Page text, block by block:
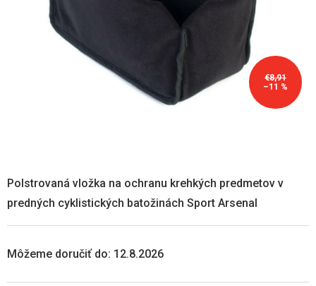
€8,91
–11 %
Môžeme doručiť do: 12.8.2026
Polstrovaná vložka na ochranu krehkých predmetov v
predných cyklistických batožinách Sport Arsenal